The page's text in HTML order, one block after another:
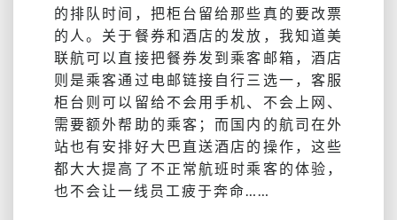
的排队时间，把柜台留给那些真的要改票
的人。关于餐券和酒店的发放，我知道美
联航可以直接把餐券发到乘客邮箱，酒店
则是乘客通过电邮链接自行三选一，客服
柜台则可以留给不会用手机、不会上网、
需要额外帮助的乘客；而国内的航司在外
站也有安排好大巴直送酒店的操作，这些
都大大提高了不正常航班时乘客的体验，
也不会让一线员工疲于奔命……